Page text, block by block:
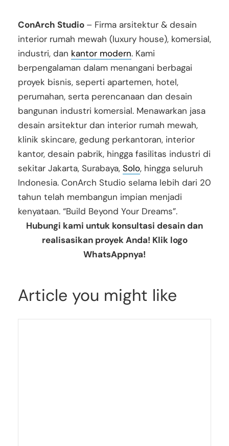
ConArch Studio – Firma arsitektur & desain
interior rumah mewah (luxury house), komersial,
industri, dan kantor modern. Kami
berpengalaman dalam menangani berbagai
proyek bisnis, seperti apartemen, hotel,
perumahan, serta perencanaan dan desain
bangunan industri komersial. Menawarkan jasa
desain arsitektur dan interior rumah mewah,
klinik skincare, gedung perkantoran, interior
kantor, desain pabrik, hingga fasilitas industri di
sekitar Jakarta, Surabaya, Solo, hingga seluruh
Indonesia. ConArch Studio selama lebih dari 20
tahun telah membangun impian menjadi
kenyataan. “Build Beyond Your Dreams”.
Hubungi kami untuk konsultasi desain dan
realisasikan proyek Anda! Klik logo
WhatsAppnya!
Article you might like